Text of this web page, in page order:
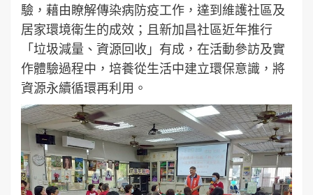
驗，藉由瞭解傳染病防疫工作，達到維護社區及
居家環境衛生的成效；且新加昌社區近年推行
「垃圾減量、資源回收」有成，在活動參訪及實
作體驗過程中，培養從生活中建立環保意識，將
資源永續循環再利用。